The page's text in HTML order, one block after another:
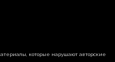
которые нарушают авторские